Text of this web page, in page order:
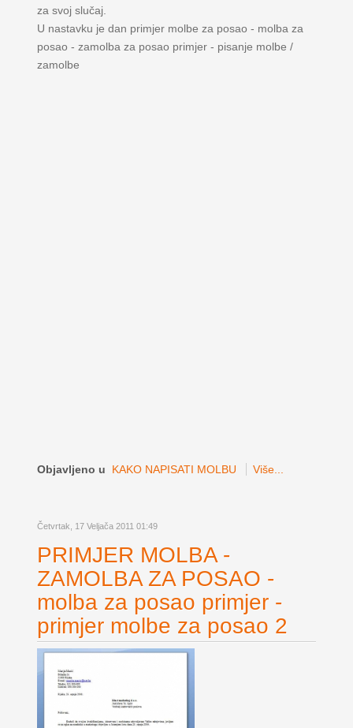
za svoj slučaj.
U nastavku je dan primjer molbe za posao - molba za
posao - zamolba za posao primjer - pisanje molbe /
zamolbe
Objavljeno u KAKO NAPISATI MOLBU Više...
Četvrtak, 17 Veljača 2011 01:49
PRIMJER MOLBA -
ZAMOLBA ZA POSAO -
molba za posao primjer -
primjer molbe za posao 2